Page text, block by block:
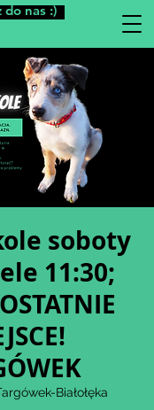
do nas :)
soboty
11:30;
Białołęka